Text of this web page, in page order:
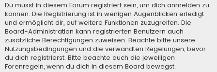
Du musst in diesem Forum registriert sein, um dich anmelden zu
können. Die Registrierung ist in wenigen Augenblicken erledigt
und ermöglicht dir, auf weitere Funktionen zuzugreifen. Die
Board-Administration kann registrierten Benutzern auch
zusätzliche Berechtigungen zuweisen. Beachte bitte unsere
Nutzungsbedingungen und die verwandten Regelungen, bevor
du dich registrierst. Bitte beachte auch die jeweiligen
Forenregeln, wenn du dich in diesem Board bewegst.